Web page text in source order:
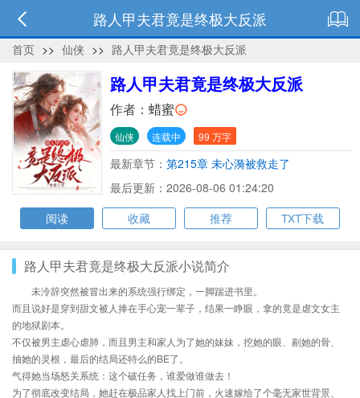
路人甲夫君竟是终极大反派
首页 >> 仙侠 >> 路人甲夫君竟是终极大反派
路人甲夫君竟是终极大反派
作者： 蜡蜜
仙侠 连载中 99 万字
最新章节： 第215章 未心漪被救走了
最后更新：2026-08-06 01:24:20
阅读
收藏 推荐 TXT下载
路人甲夫君竟是终极大反派小说简介
未泠辞突然被冒出来的系统强行绑定，一脚踹进书里。
而且说好是穿到甜文被人捧在手心宠一辈子，结果一睁眼，拿的竟是虐文女主
的地狱剧本。
不仅被男主虐心虐肺，而且男主和家人为了她的妹妹，挖她的眼、剔她的骨、
抽她的灵根，最后的结局还特么的BE了。
气得她当场怒关系统：这个破任务，谁爱做谁做去！
为了彻底改变结局，她赶在极品家人找上门前，火速嫁给了个毫无家世背景、